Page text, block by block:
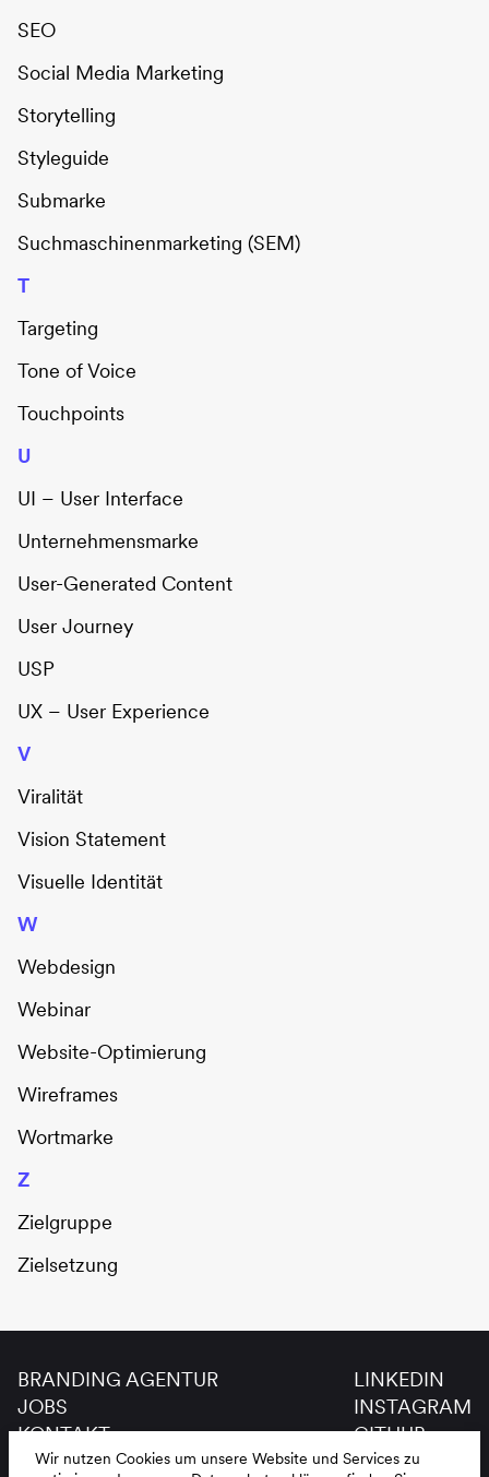
Wir nutzen Cookies um unsere Website und Services zu
SEO
Social Media Marketing
Storytelling
Styleguide
Submarke
Suchmaschinenmarketing (SEM)
T
Targeting
Tone of Voice
Touchpoints
U
UI – User Interface
Unternehmensmarke
User-Generated Content
User Journey
USP
UX – User Experience
V
Viralität
Vision Statement
Visuelle Identität
W
Webdesign
Webinar
Website-Optimierung
Wireframes
Wortmarke
Z
Zielgruppe
Zielsetzung
BRANDING AGENTUR
JOBS
KONTAKT
GLOSSAR
LINKEDIN
INSTAGRAM
GITHUB